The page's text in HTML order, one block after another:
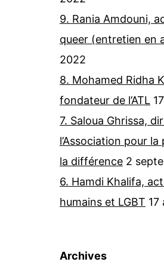
9. Rania Amdouni,
queer (entretien en
2022
8. Mohamed Ridha
fondateur de l’ATL
7. Saloua Ghrissa,
l’Association pour
la différence 2
6. Hamdi Khalifa,
humains et LGBT 17
Archives